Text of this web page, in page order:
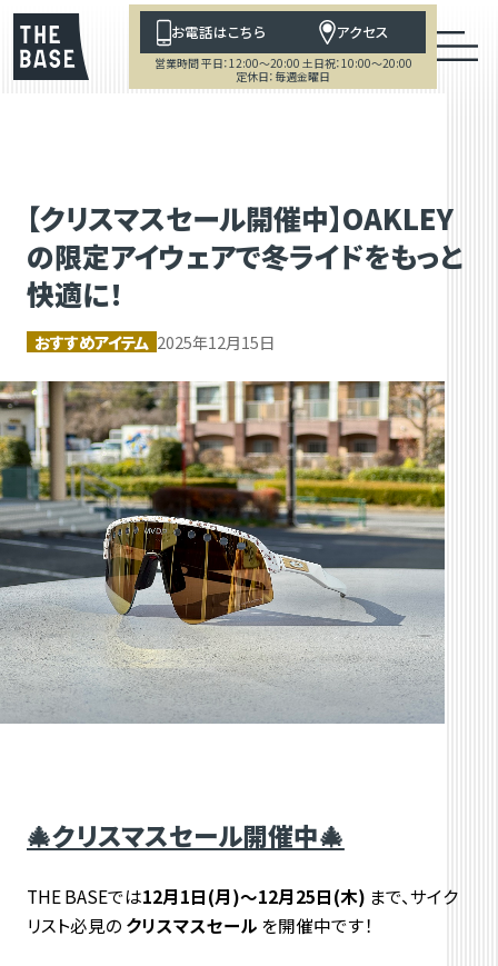
お電話はこちら アクセス
営業時間 平日：12:00～20:00 土日祝：10:00～20:00
定休日：毎週金曜日
【クリスマスセール開催中】OAKLEY
の限定アイウェアで冬ライドをもっと
快適に！
おすすめアイテム 2025年12月15日
🎄クリスマスセール開催中🎄
THE BASEでは12月1日(月)～12月25日(木) まで、サイク
リスト必見の クリスマスセール を開催中です！